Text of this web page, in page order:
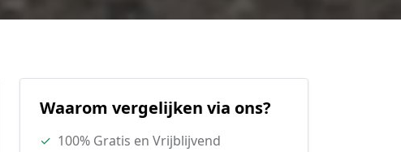
Waarom vergelijken via ons?
✓ 100% Gratis en Vrijblijvend